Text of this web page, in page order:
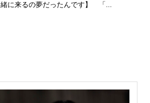
緒に来るの夢だったんです】 「...